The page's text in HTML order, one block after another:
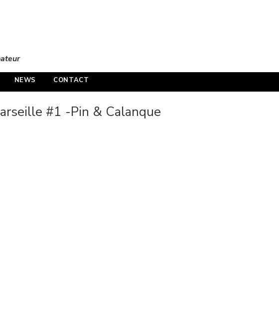
NEWS CONTACT
#1 -Pin & Calanque